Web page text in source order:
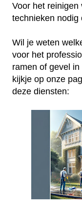
Voor het
technieken nodig
Wil je weten
voor het
ramen of gevel
kijkje op onze
deze diensten: